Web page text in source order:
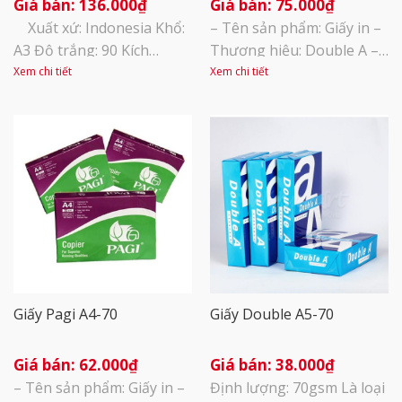
136.000₫
Xuất xứ: Indonesia Khổ:
A3 Độ trắng: 90 Kích
thước: A3 (297X420mm)
Xem chi tiết
75.000₫
– Tên sản phẩm: Giấy in –
Thương hiệu: Double A –
Xuất sứ: Thái Lan – Định
tính: 1 ream 500 tờ – A4: 1
làm giấy in, photocopy
trong văn phòng hoặc gia
đình – Giấy được dùng để
viết, vẽ, bề [...]
Xem chi tiết
Giấy Pagi A4-70
62.000₫
– Tên sản phẩm: Giấy in –
Giấy Double A5-70
38.000₫
Định lượng: 70gsm Là loại